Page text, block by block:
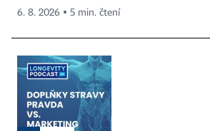
6. 8. 2026 ▪ 5 min. čtení